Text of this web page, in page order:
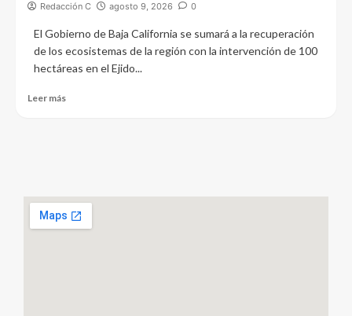
Redacción C agosto 9, 2026 0
El Gobierno de Baja California se sumará a la recuperación
de los ecosistemas de la región con la intervención de 100
hectáreas en el Ejido...
Leer más